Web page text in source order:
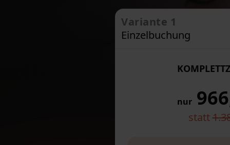
Variante 1
Einzelbuchung
nur
statt